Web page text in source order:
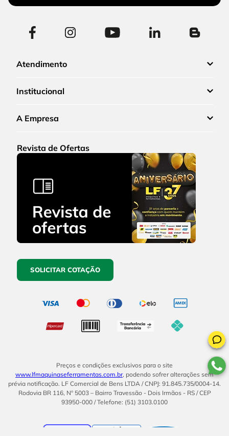
Atendimento
Institucional
A Empresa
Revista de Ofertas
SOLICITAR COTAÇÃO
Preços e condições exclusivos para o site
www.lfmaquinaseferramentas.com.br, podendo sofrer alterações sem
prévia notificação. LF Comercial de Bens LTDA / CNPJ: 91.845.735/0004-14.
Rodovia BR 116, Nº 5003 – Bairro Travessão - Dois Irmãos - RS / CEP
93950-000 / Telefone: (51) 3103.0100